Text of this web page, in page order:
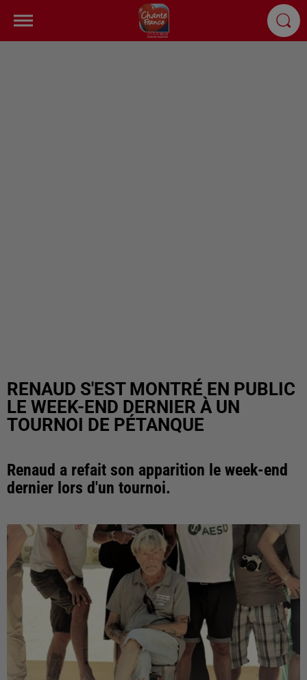
RENAUD S'EST MONTRÉ EN PUBLIC
LE WEEK-END DERNIER À UN
TOURNOI DE PÉTANQUE
Renaud a refait son apparition le week-end
dernier lors d'un tournoi.